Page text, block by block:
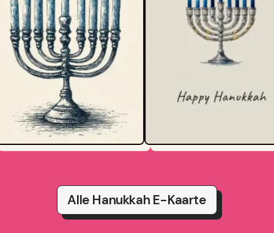
Alle Hanukkah E-Kaarte